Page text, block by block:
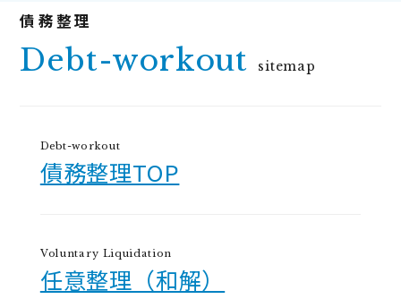
Debt-workout sitemap
Debt-workout
債務整理TOP
Voluntary Liquidation
任意整理（和解）